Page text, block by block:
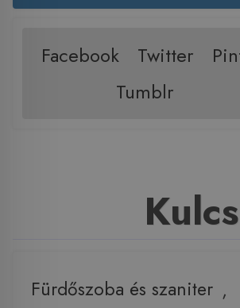
Facebook Twitter
Tumblr
Fürdőszoba és szaniter ,